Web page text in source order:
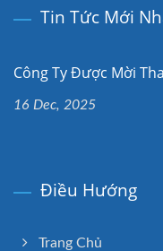
Tin Tức Mới
Công Ty Được Mời
16 Dec, 2025
Điều Hướng
Trang Chủ